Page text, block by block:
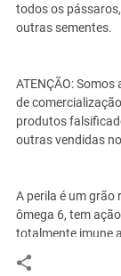
todos os
outras sementes.
ATENÇÃO:
de
produtos
outras vendidas
A perila é um grão
ômega 6, tem
totalmente imune